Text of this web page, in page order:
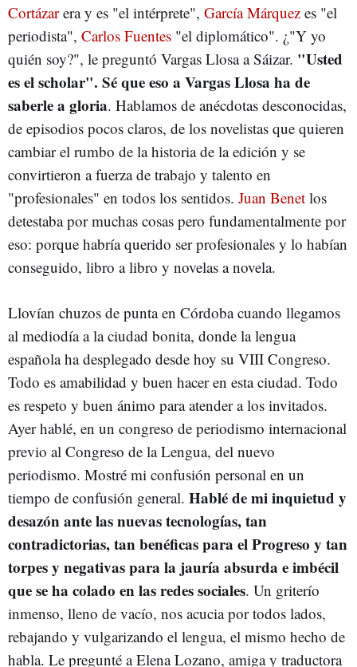
Cortázarera y es "el intérprete", García Márquez es "el
periodista", Carlos Fuentes "el diplomático". ¿"Y yo
quién soy?", le preguntó Vargas Llosa a Sáizar. "Usted
es el scholar". Sé que eso a Vargas Llosa ha de
saberle a gloria. Hablamos de anécdotas desconocidas,
de episodios pocos claros, de los novelistas que quieren
cambiar el rumbo de la historia de la edición y se
convirtieron a fuerza de trabajo y talento en
"profesionales" en todos los sentidos. Juan Benet los
detestaba por muchas cosas pero fundamentalmente por
eso: porque habría querido ser profesionales y lo habían
conseguido, libro a libro y novelas a novela.
Llovían chuzos de punta en Córdoba cuando llegamos
al mediodía a la ciudad bonita, donde la lengua
española ha desplegado desde hoy su VIII Congreso.
Todo es amabilidad y buen hacer en esta ciudad. Todo
es respeto y buen ánimo para atender a los invitados.
Ayer hablé, en un congreso de periodismo internacional
previo al Congreso de la Lengua, del nuevo
periodismo. Mostré mi confusión personal en un
tiempo de confusión general. Hablé de mi inquietud y
desazón ante las nuevas tecnologías, tan
contradictorias, tan benéficas para el Progreso y tan
torpes y negativas para la jauría absurda e imbécil
que se ha colado en las redes sociales. Un griterío
inmenso, lleno de vacío, nos acucia por todos lados,
rebajando y vulgarizando el lengua, el mismo hecho de
habla. Le pregunté a Elena Lozano, amiga y traductora